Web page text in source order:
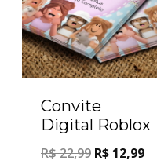
Convite
Digital Roblox
R$22,99 R$ 12,99